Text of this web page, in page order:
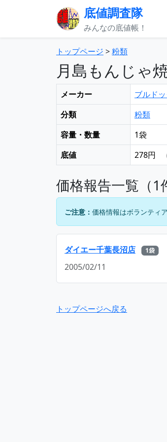
底値調査隊
みんなの底値帳！
トップページ >粉類
月島もんじゃ
メーカー
ブルド
分類
粉類
容量・数量
1袋
底値
278円
価格報告一覧（1
ご注意： 価格情報はボランティ
ダイエー千葉長沼店 1袋
2005/02/11
トップページへ戻る